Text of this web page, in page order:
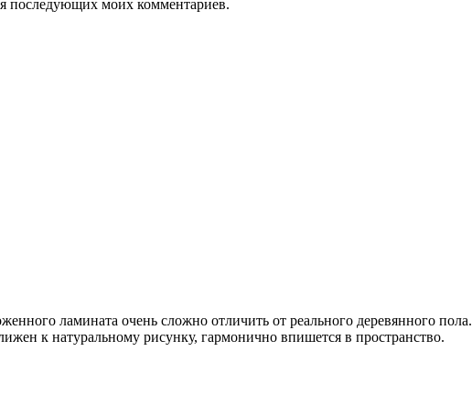
последующих моих комментариев.
ламината очень сложно отличить от реального деревянного
к натуральному рисунку, гармонично впишется в пространство.